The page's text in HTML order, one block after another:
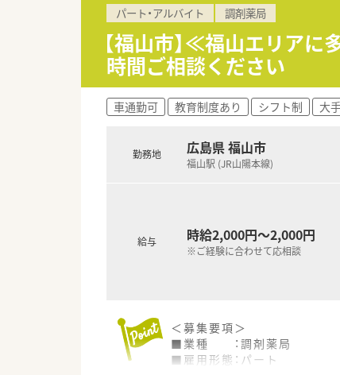
＜研修制度＞
■『どこの薬局でも通用する
■メンター制度を取り入れ、
＜法人特徴＞
■地域に根差したドラッグス
ドラッグストア併設型調剤
調剤薬局（併設店）は新店
今後広島県を中心に調剤併
そのため、街の身近な医療
薬剤師一人一人が患者様に
「専属薬剤師」としての取
■薬剤師は調剤併設店の対応
そのため、勤務時間帯も調
併設店でのご勤務の場合は
■基本的には残業が発生しな
有給取得率も高く、自己啓
休暇取得が可能な法人とな
そのため、公私ともに充実
パート・アルバイト 調剤薬局
【福山市】≪福山エリア
時間ご相談ください
車通勤可 教育制度あり シフト制 大
勤務地 広島県 福山市
福山駅 (JR山陽本線)
給与 時給2,000円～2,000円
※ご経験に合わせて応相談
＜募集要項＞
■業種 ：調剤薬局
■雇用形態：パート